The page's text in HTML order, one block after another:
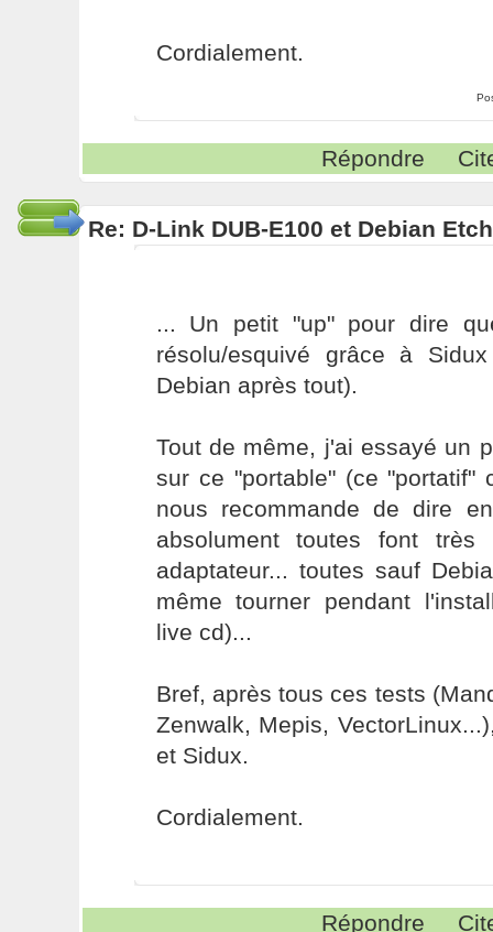
Cordialement.
Répondre
Re: D-Link DUB-E100 et Debian Etch
... Un petit "up" pour dire
résolu/esquivé grâce à
Debian après tout).
Tout de même, j'ai essayé un
sur ce "portable" (ce "portatif"
nous recommande de dire
absolument toutes font très
adaptateur... toutes sauf
même tourner pendant
live cd)...
Bref, après tous ces tests
Zenwalk, Mepis,
et Sidux.
Cordialement.
Répondre